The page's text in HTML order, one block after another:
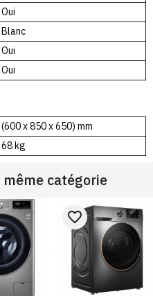
Oui
Blanc
Oui
Oui
(600 x 850 x 650) mm
68 kg
catégorie
favorite_border